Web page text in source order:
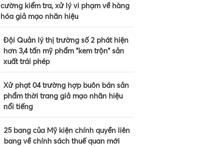
cường kiểm tra, xử lý vi phạm về hàng
hóa giả mạo nhãn hiệu
Đội Quản lý thị trường số 2 phát hiện
hơn 3,4 tấn mỹ phẩm "kem trộn" sản
xuất trái phép
Xử phạt 04 trường hợp buôn bán sản
phẩm thời trang giả mạo nhãn hiệu
nổi tiếng
25 bang của Mỹ kiện chính quyền liên
bang về chính sách thuế quan mới